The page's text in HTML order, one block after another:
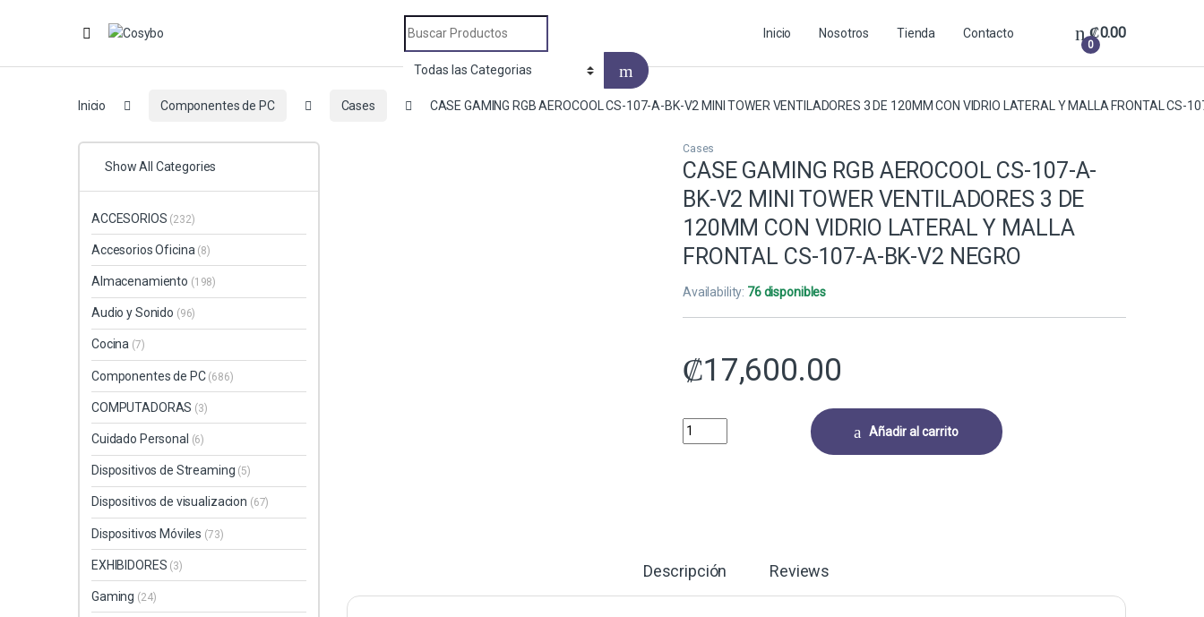
Search for:
Inicio Nosotros Tienda Contacto
0
₡0.00
Inicio Componentes de PC Cases CASE GAMING RGB AEROCOOL CS-107-A-BK-V2 MINI TOWER VENTILADORES 3 DE 120MM CON VIDRIO LATERAL Y MALLA FRONTAL CS-
Cases
CASE GAMING RGB AEROCOOL CS-107-A-
BK-V2 MINI TOWER VENTILADORES 3 DE
120MM CON VIDRIO LATERAL Y MALLA
FRONTAL CS-107-A-BK-V2 NEGRO
Availability: 76 disponibles
₡17,600.00
CASE GAMING RGB AEROCOOL CS-107-A-BK-V2 MINI TOWER VENTILADORES 3 DE 120MM
Añadir al carrito
Descripción Reviews
Show All Categories
ACCESORIOS (232)
Accesorios Oficina (8)
Almacenamiento (198)
Audio y Sonido (96)
Cocina (7)
Componentes de PC (686)
COMPUTADORAS (3)
Cuidado Personal (6)
Dispositivos de Streaming (5)
Dispositivos de visualizacion (67)
Dispositivos Móviles (73)
EXHIBIDORES (3)
Gaming (24)